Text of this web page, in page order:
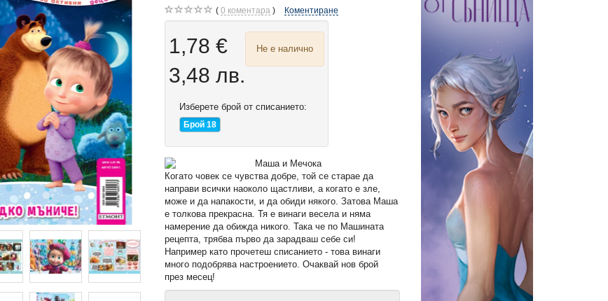
0 коментара Коментиране
1,78 €
3,48 лв.
Не е налично
Изберете брой от списанието:
Брой 18
Когато човек се чувства добре, той се старае да
направи всички наоколо щастливи, а когато е зле,
може и да напакости, и да обиди някого. Затова Маша
е толкова прекрасна. Тя е винаги весела и няма
намерение да обижда никого. Така че по Машината
рецепта, трябва първо да зарадваш себе си!
Например като прочетеш списанието - това винаги
много подобрява настроението. Очаквай нов брой
през месец!